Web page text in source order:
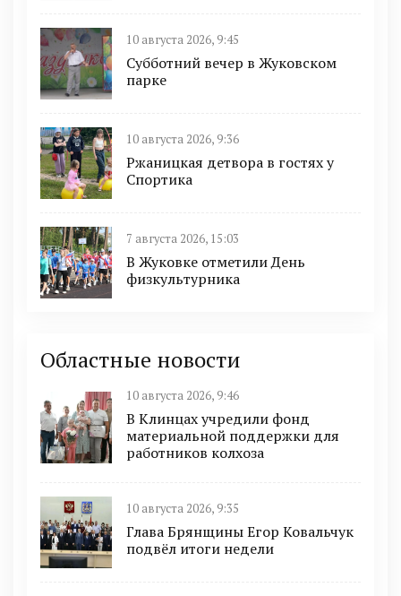
10 августа 2026, 9:45
Субботний вечер в Жуковском
парке
10 августа 2026, 9:36
Ржаницкая детвора в гостях у
Спортика
7 августа 2026, 15:03
В Жуковке отметили День
физкультурника
Областные новости
10 августа 2026, 9:46
В Клинцах учредили фонд
материальной поддержки для
работников колхоза
10 августа 2026, 9:35
Глава Брянщины Егор Ковальчук
подвёл итоги недели